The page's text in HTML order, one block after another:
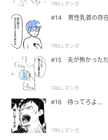
TRILLマンガ
#14 男性乳首の存
TRILLマンガ
#15 夫が怖かった
TRILLマンガ
#16 待ってろよ…
TRILLマンガ